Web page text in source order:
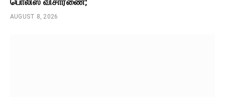
AUGUST 8, 2026